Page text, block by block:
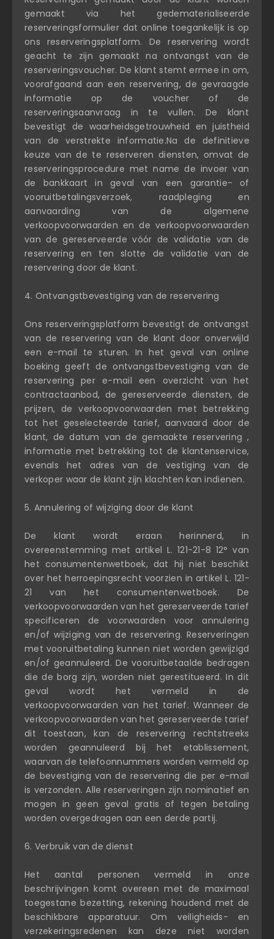
gemaakt via het gedematerialiseerde
reserveringsformulier dat online toegankelijk is op
ons reserveringsplatform. De reservering wordt
geacht te zijn gemaakt na ontvangst van de
reserveringsvoucher. De klant stemt ermee in om,
voorafgaand aan een reservering, de gevraagde
informatie op de voucher of de
reserveringsaanvraag in te vullen. De klant
bevestigt de waarheidsgetrouwheid en juistheid
van de verstrekte informatie.Na de definitieve
keuze van de te reserveren diensten, omvat de
reserveringsprocedure met name de invoer van
de bankkaart in geval van een garantie- of
vooruitbetalingsverzoek, raadpleging en
aanvaarding van de algemene
verkoopvoorwaarden en de verkoopvoorwaarden
van de gereserveerde vóór de validatie van de
reservering en ten slotte de validatie van de
reservering door de klant.
4. Ontvangstbevestiging van de reservering
Ons reserveringsplatform bevestigt de ontvangst
van de reservering van de klant door onverwijld
een e-mail te sturen. In het geval van online
boeking geeft de ontvangstbevestiging van de
reservering per e-mail een overzicht van het
contractaanbod, de gereserveerde diensten, de
prijzen, de verkoopvoorwaarden met betrekking
tot het geselecteerde tarief, aanvaard door de
klant, de datum van de gemaakte reservering ,
informatie met betrekking tot de klantenservice,
evenals het adres van de vestiging van de
verkoper waar de klant zijn klachten kan indienen.
5. Annulering of wijziging door de klant
De klant wordt eraan herinnerd, in
overeenstemming met artikel L. 121-21-8 12° van
het consumentenwetboek, dat hij niet beschikt
over het herroepingsrecht voorzien in artikel L. 121-
21 van het consumentenwetboek. De
verkoopvoorwaarden van het gereserveerde tarief
specificeren de voorwaarden voor annulering
en/of wijziging van de reservering. Reserveringen
met vooruitbetaling kunnen niet worden gewijzigd
en/of geannuleerd. De vooruitbetaalde bedragen
die de borg zijn, worden niet gerestitueerd. In dit
geval wordt het vermeld in de
verkoopvoorwaarden van het tarief. Wanneer de
verkoopvoorwaarden van het gereserveerde tarief
dit toestaan, kan de reservering rechtstreeks
worden geannuleerd bij het etablissement,
waarvan de telefoonnummers worden vermeld op
de bevestiging van de reservering die per e-mail
is verzonden. Alle reserveringen zijn nominatief en
mogen in geen geval gratis of tegen betaling
worden overgedragen aan een derde partij.
6. Verbruik van de dienst
Het aantal personen vermeld in onze
beschrijvingen komt overeen met de maximaal
toegestane bezetting, rekening houdend met de
beschikbare apparatuur. Om veiligheids- en
verzekeringsredenen kan deze niet worden